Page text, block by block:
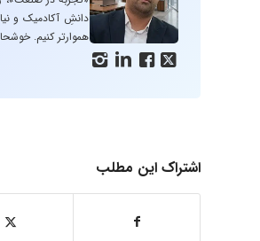
   
دانشِ آکادمیک و
هموارتر کنیم.
اشتراک این مطلب